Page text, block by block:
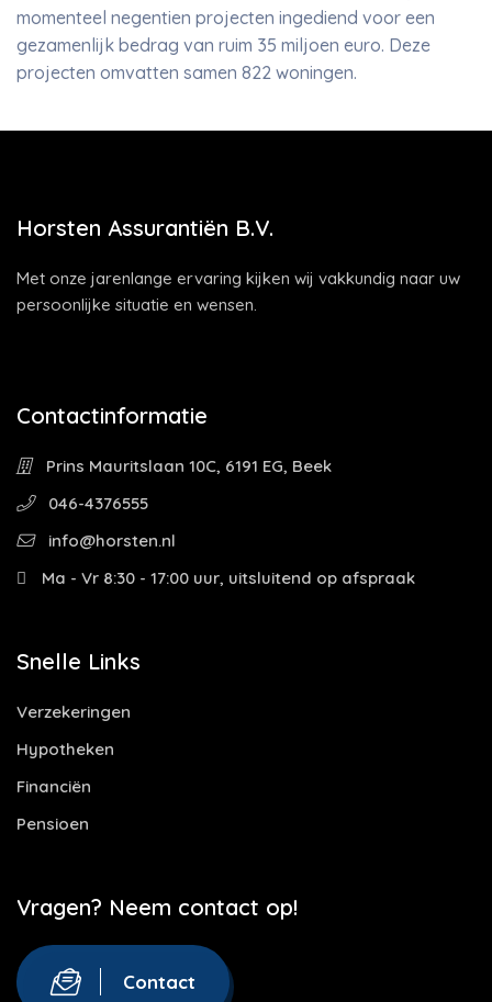
momenteel negentien projecten ingediend voor een
gezamenlijk bedrag van ruim 35 miljoen euro. Deze
projecten omvatten samen 822 woningen.
Horsten Assurantiën B.V.
Met onze jarenlange ervaring kijken wij vakkundig naar uw
persoonlijke situatie en wensen.
Contactinformatie
Prins Mauritslaan 10C, 6191 EG, Beek
046-4376555
info@horsten.nl
Ma - Vr 8:30 - 17:00 uur, uitsluitend op afspraak
Snelle Links
Verzekeringen
Hypotheken
Financiën
Pensioen
Vragen? Neem contact op!
Contact